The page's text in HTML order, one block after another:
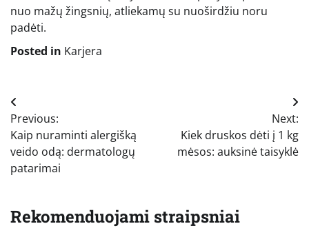
nuo mažų žingsnių, atliekamų su nuoširdžiu noru
padėti.
Posted in Karjera
Navigacija
tarp
įrašų
Previous:
Kaip nuraminti alergišką
veido odą: dermatologų
patarimai
Next:
Kiek druskos dėti į 1 kg
mėsos: auksinė taisyklė
Rekomenduojami straipsniai